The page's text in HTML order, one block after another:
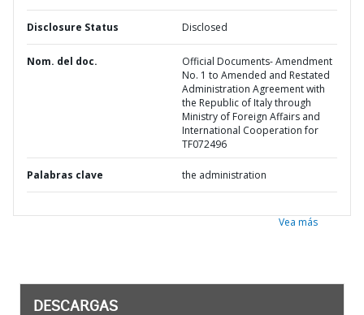
Disclosure Status Disclosed
Nom. del doc.
Official Documents- Amendment
No. 1 to Amended and Restated
Administration Agreement with
the Republic of Italy through
Ministry of Foreign Affairs and
International Cooperation for
TF072496
Palabras clave the administration
Vea más
DESCARGAS